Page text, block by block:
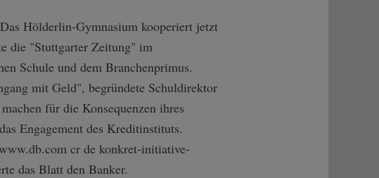
Hölderlin-Gymnasium kooperiert jetzt
die "Stuttgarter Zeitung" im
Schule und dem Branchenprimus.
mit Geld", begründete Schuldirektor
für die Konsequenzen ihres
Engagement des Kreditinstituts.
cr de konkret-initiat­ive-
das Blatt den Banker.